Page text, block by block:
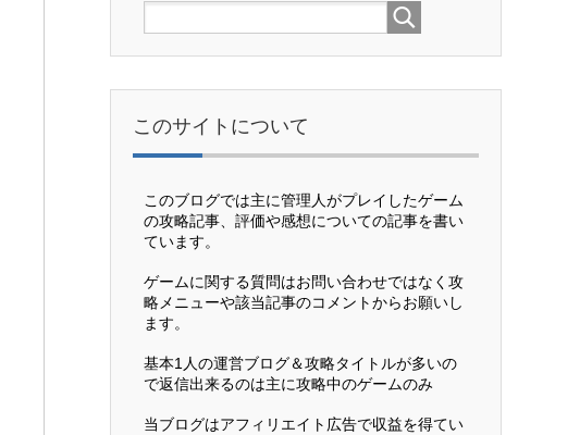
このサイトについて
このブログでは主に管理人がプレイしたゲーム
の攻略記事、評価や感想についての記事を書い
ています。
ゲームに関する質問はお問い合わせではなく攻
略メニューや該当記事のコメントからお願いし
ます。
基本1人の運営ブログ＆攻略タイトルが多いの
で返信出来るのは主に攻略中のゲームのみ
当ブログはアフィリエイト広告で収益を得てい